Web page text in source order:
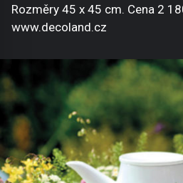
Rozměry 45 x 45 cm. Cena 2
www.decoland.cz